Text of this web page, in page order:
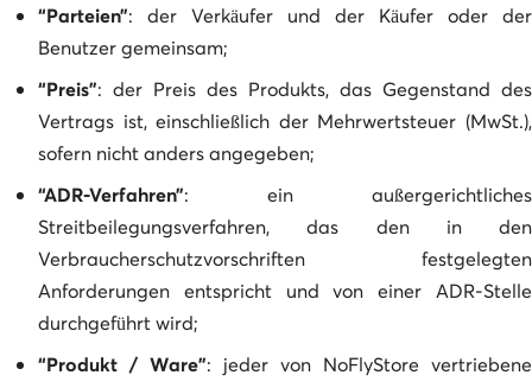
“Parteien”: der Verkäufer und der Käufer oder der
Benutzer gemeinsam;
“Preis”: der Preis des Produkts, das Gegenstand des
Vertrags ist, einschließlich der Mehrwertsteuer (MwSt.),
sofern nicht anders angegeben;
“ADR-Verfahren”: ein außergerichtliches
Streitbeilegungsverfahren, das den in den
Verbraucherschutzvorschriften festgelegten
Anforderungen entspricht und von einer ADR-Stelle
durchgeführt wird;
“Produkt / Ware”: jeder von NoFlyStore vertriebene